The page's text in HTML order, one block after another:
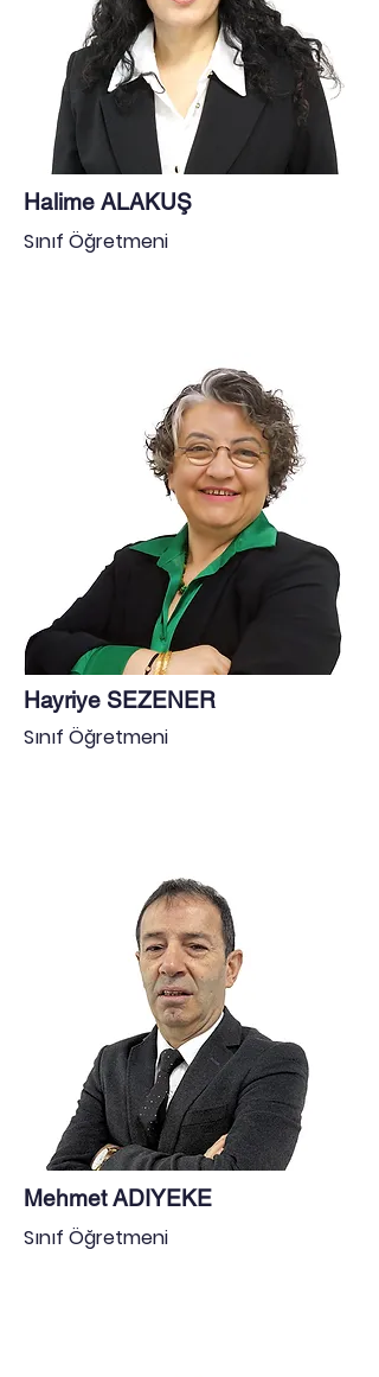
Halime ALAKUŞ
Sınıf Öğretmeni
Hayriye SEZENER
Sınıf Öğretmeni
Mehmet ADIYEKE
Sınıf Öğretmeni